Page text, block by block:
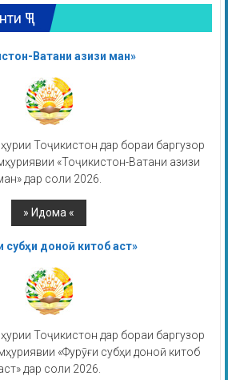
ҶТ
Ватани азизи ман»
Тоҷикистон дар бораи баргузор
«Тоҷикистон-Ватани азизи
дар соли 2026.
субҳи доноӣ китоб аст»
Тоҷикистон дар бораи баргузор
«Фурӯғи субҳи доноӣ китоб
дар соли 2026.